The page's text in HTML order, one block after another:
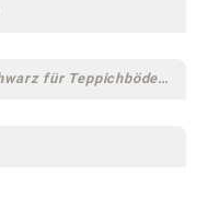
Rollen schwarz für Teppichböden [12] (klein)